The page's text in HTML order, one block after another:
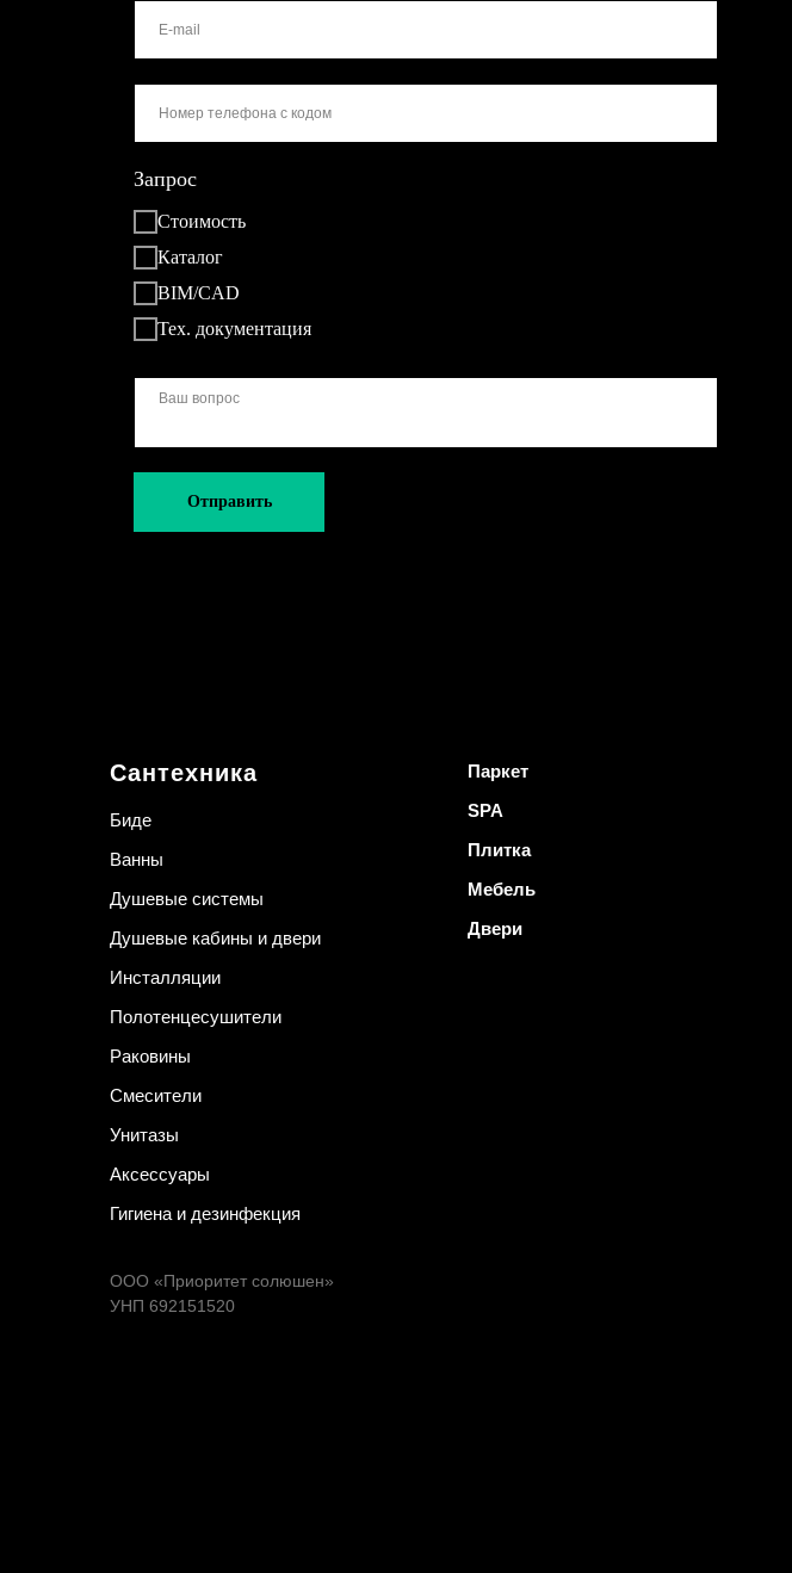
Запрос
Стоимость
Каталог
BIM/CAD
Тех. документация
Отправить
Сантехника
Биде
Ванны
Душевые системы
Душевые кабины и двери
Инсталляции
Полотенцесушители
Раковины
Смесители
Унитазы
Аксессуары
Гигиена и дезинфекция
Паркет
SPA
Плитка
Мебель
Двери
ООО «Приоритет солюшен»
УНП 692151520